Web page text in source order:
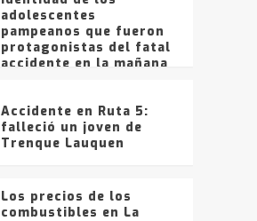
adolescentes
pampeanos que fueron
protagonistas del fatal
accidente en la mañana
Accidente en Ruta 5:
falleció un joven de
Trenque Lauquen
Los precios de los
combustibles en La